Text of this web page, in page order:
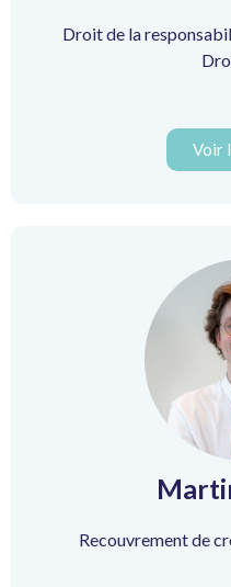
Droit de la
Voir
Recouvrement de